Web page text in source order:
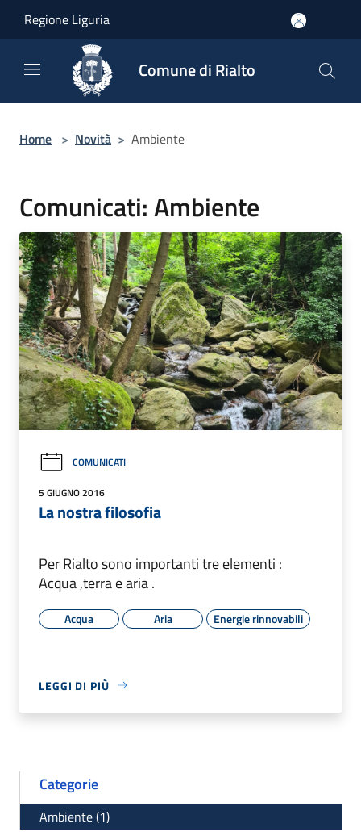
Regione Liguria
Comune di Rialto
Home > Novità > Ambiente
Comunicati: Ambiente
COMUNICATI
5 GIUGNO 2016
La nostra filosofia
Per Rialto sono importanti tre elementi :
Acqua ,terra e aria .
Acqua Aria Energie rinnovabili
LEGGI DI PIÙ
Categorie
Ambiente (1)